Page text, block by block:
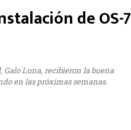
de OS-7
Luna, recibieron la buena
en las próximas semanas.